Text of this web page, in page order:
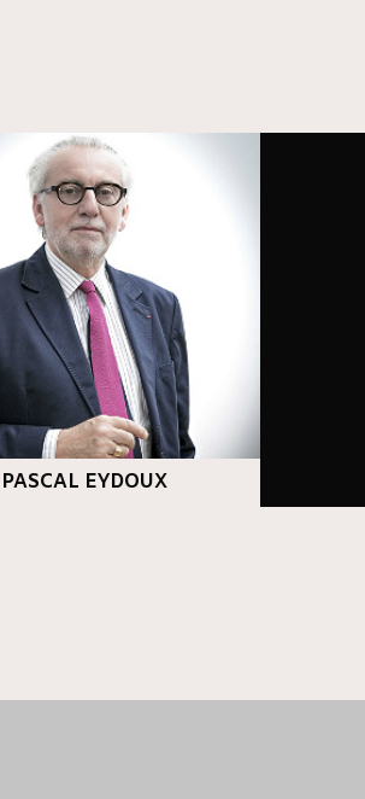
PASCAL EYDOUX